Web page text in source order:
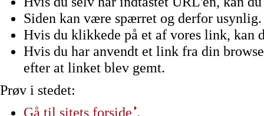
Siden kan være spærret og derfor usynlig.
Hvis du klikkede på et af vores link, kan
Hvis du har anvendt et link fra din
efter at linket blev gemt.
Prøv i stedet:
Gå til sitets forside .